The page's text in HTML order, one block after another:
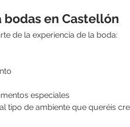
en Castellón
de la experiencia de la boda:
especiales
tipo de ambiente que queréis